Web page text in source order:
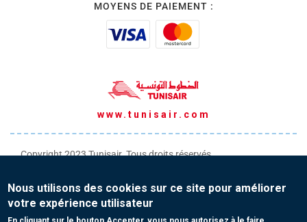
MOYENS DE PAIEMENT :
www.tunisair.com
Copyright 2023 Tunisair. Tous droits réservés
Conditions générales de Vente
Protection de vos données personnelles
Nous utilisons des cookies sur ce site pour améliorer
votre expérience utilisateur